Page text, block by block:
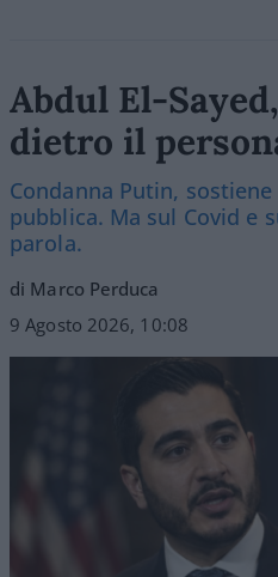
Abdul El-
dietro il
Condanna Putin,
pubblica. Ma sul Covid e
parola.
di Marco Perduca
9 Agosto 2026, 10:08